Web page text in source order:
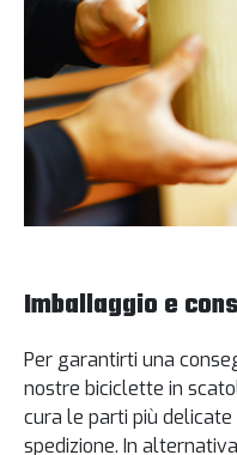
Imballaggio e
Per garantirti una
nostre biciclette in
cura le parti più
spedizione. In